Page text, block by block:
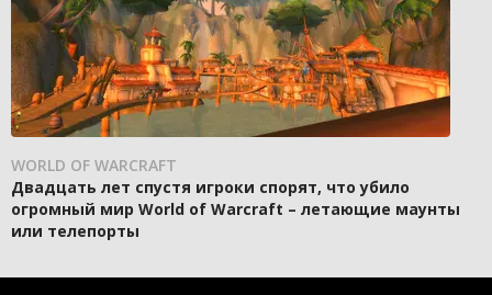
WORLD OF WARCRAFT
Двадцать лет спустя игроки спорят, что убило
огромный мир World of Warcraft – летающие маунты
или телепорты